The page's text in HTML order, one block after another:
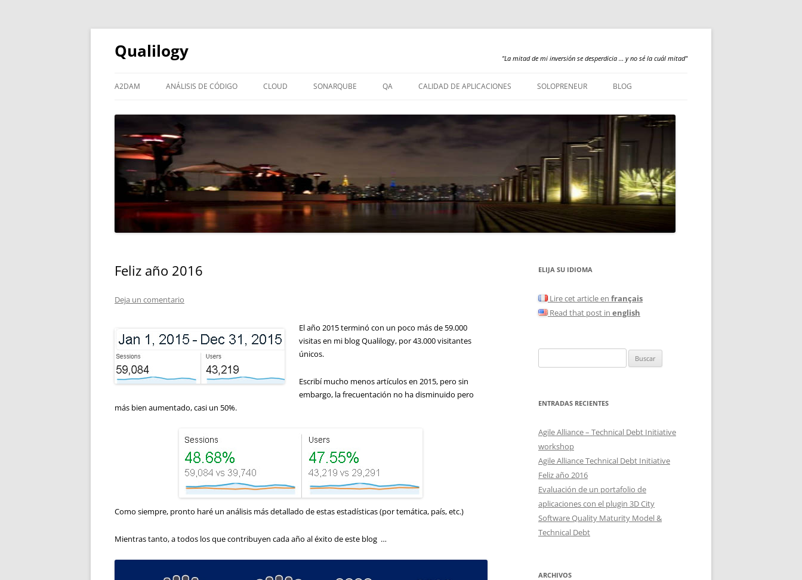
Qualilogy "La mitad de mi inversión se desperdicia … y no sé la cuál mitad"
contenido
A2DAM ANÁLISIS DE CÓDIGO CLOUD SONARQUBE
SONARQUBE – COBOL
SONARQUBE – PL/SQL
QA CALIDAD DE APLICACIONES SOLOPRENEUR BLOG
Feliz año 2016
Deja un comentario
El año 2015 terminó con un poco más de 59.000
visitas en mi blog Qualilogy, por 43.000 visitantes
únicos.
Escribí mucho menos artículos en 2015, pero sin
embargo, la frecuentación no ha disminuido pero
más bien aumentado, casi un 50%.
Como siempre, pronto haré un análisis más detallado de estas estadísticas (por temática, país, etc.)
Mientras tanto, a todos los que contribuyen cada año al éxito de este blog …
ELIJA SU IDIOMA
Lire cet article en français
Read that post in english
ENTRADAS RECIENTES
Agile Alliance – Technical Debt Initiative
workshop
Agile Alliance Technical Debt Initiative
Feliz año 2016
Evaluación de un portafolio de
aplicaciones con el plugin 3D City
Software Quality Maturity Model &
Technical Debt
ARCHIVOS